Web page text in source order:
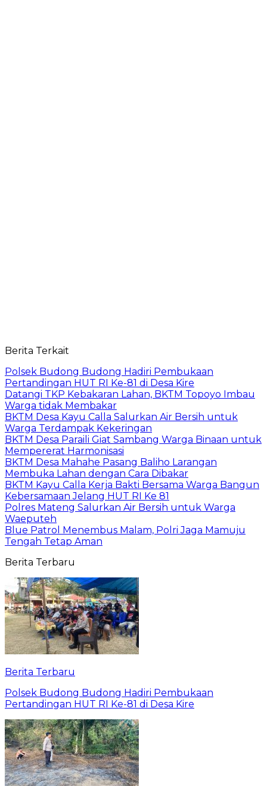
Berita Terkait
Polsek Budong Budong Hadiri Pembukaan
Pertandingan HUT RI Ke-81 di Desa Kire
Datangi TKP Kebakaran Lahan, BKTM Topoyo Imbau
Warga tidak Membakar
BKTM Desa Kayu Calla Salurkan Air Bersih untuk
Warga Terdampak Kekeringan
BKTM Desa Paraili Giat Sambang Warga Binaan untuk
Mempererat Harmonisasi
BKTM Desa Mahahe Pasang Baliho Larangan
Membuka Lahan dengan Cara Dibakar
BKTM Kayu Calla Kerja Bakti Bersama Warga Bangun
Kebersamaan Jelang HUT RI Ke 81
Polres Mateng Salurkan Air Bersih untuk Warga
Waeputeh
Blue Patrol Menembus Malam, Polri Jaga Mamuju
Tengah Tetap Aman
Berita Terbaru
Berita Terbaru
Polsek Budong Budong Hadiri Pembukaan
Pertandingan HUT RI Ke-81 di Desa Kire